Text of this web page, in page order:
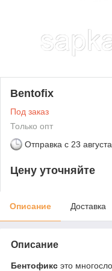
Bentofix
Под заказ
Только опт
Отправка с 23
Цену уточняйте
Описание Доставка
Описание
Бентофикс это